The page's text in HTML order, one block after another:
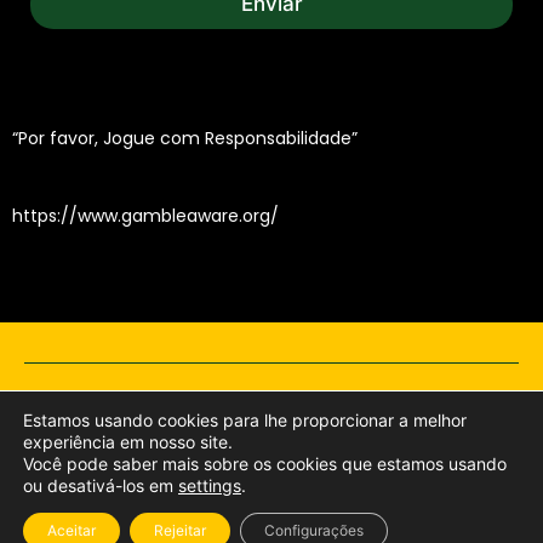
a
“Por favor, Jogue com Responsabilidade”
https://www.gambleaware.org/
© 2026 Bet040. Todos os direitos reservados.
Política de Privacidade e Cookies
Jogo Responsável
Estamos usando cookies para lhe proporcionar a melhor
experiência em nosso site.
Você pode saber mais sobre os cookies que estamos usando
ou desativá-los em settings.
Aceitar Rejeitar Configurações